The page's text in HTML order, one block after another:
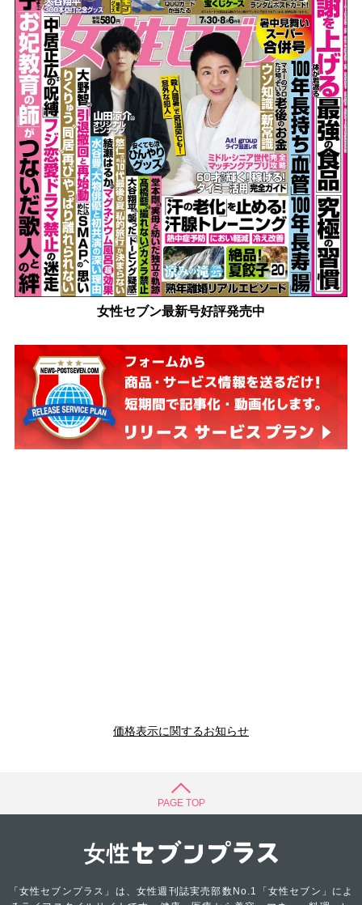
女性セブン最新号好評発売中
価格表示に関するお知らせ
PAGE TOP
「女性セブンプラス」は、女性週刊誌実売部数No.1「女性セブン」によ